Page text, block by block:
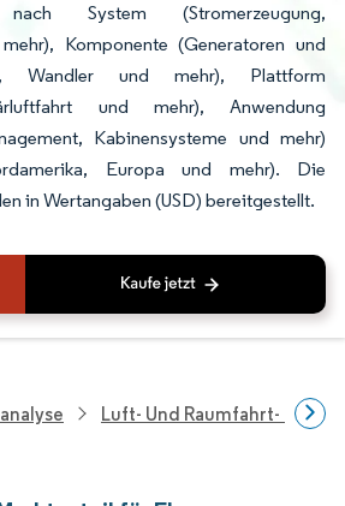
System (Stromerzeugung,
Komponente (Generatoren und
Wandler und mehr), Plattform
und mehr), Anwendung
Kabinensysteme und mehr)
Europa und mehr). Die
in Wertangaben (USD) bereitgestellt.
Luft- Und Raumfahrt- Und